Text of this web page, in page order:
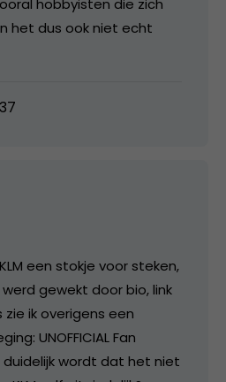
het dus ook niet echt
een stokje voor steken,
gewekt door bio, link
ik overigens een
UNOFFICIAL Fan
wordt dat het niet